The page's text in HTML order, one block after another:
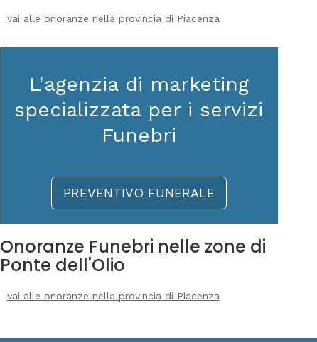
vai alle onoranze nella provincia di Piacenza
L'agenzia di marketing
specializzata per i servizi
Funebri
PREVENTIVO FUNERALE
Onoranze Funebri nelle zone di
Ponte dell'Olio
vai alle onoranze nella provincia di Piacenza